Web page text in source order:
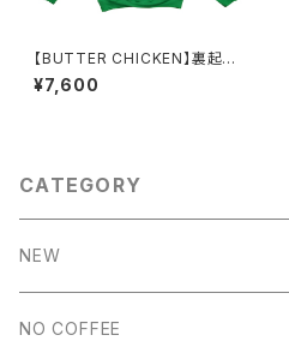
【BUTTER CHICKEN】裏起毛
パーカー（GREEN）
¥7,600
CATEGORY
NEW
NO COFFEE